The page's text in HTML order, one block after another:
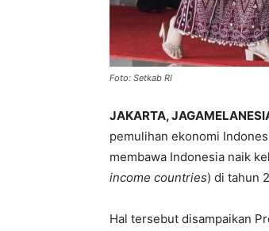
Foto: Setkab RI
JAKARTA,
pemulihan ekonomi
membawa Indonesia naik
income countries) di tahun
Hal tersebut disampaikan